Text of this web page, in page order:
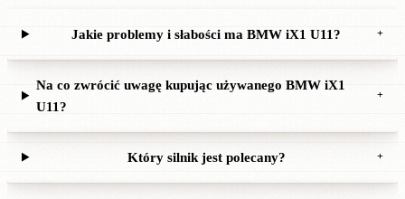
Jakie problemy i słabości ma BMW iX1 U11? +
Na co zwrócić uwagę kupując używanego BMW iX1
U11?
+
Który silnik jest polecany? +